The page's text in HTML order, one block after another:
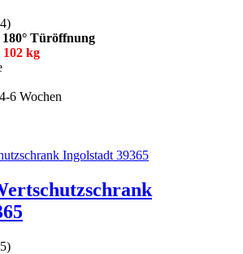
)
Türöffnung
kg
6 Wochen
)